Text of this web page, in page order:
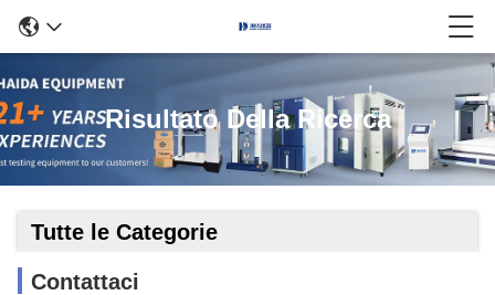
Risultato Della Ricerca
Tutte le Categorie
Contattaci